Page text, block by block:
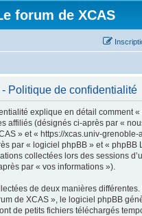
forum de XCAS
Politique de confidentialité
explique en détail comment «
affiliés (désignés ci-après par «
» et « https://xcas.univ-grenoble-
par « logiciel phpBB » et « phpBB
collectées lors des sessions
par « vos informations »).
de deux manières
de XCAS », le logiciel phpBB
de petits fichiers téléchargés